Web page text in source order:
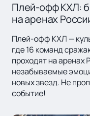
Плей-офф КХЛ:
на аренах
Плей-офф КХЛ —
где 16 команд
проходят на аренах
незабываемые
новых звезд. Не
событие!